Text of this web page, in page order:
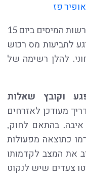
אופיר פז
בעקבות מלחמת ״עם כלביא״, פרסמה רשות המיסים ביום 15
בנוגע לתביעות מס רכוש
להלן רשימה של
וקובץ שאלות
מעודכן לאזרחים
בהתאם לחוק,
כתוצאה מפעולות
את המצב לקדמותו
צעדים שיש לנקוט